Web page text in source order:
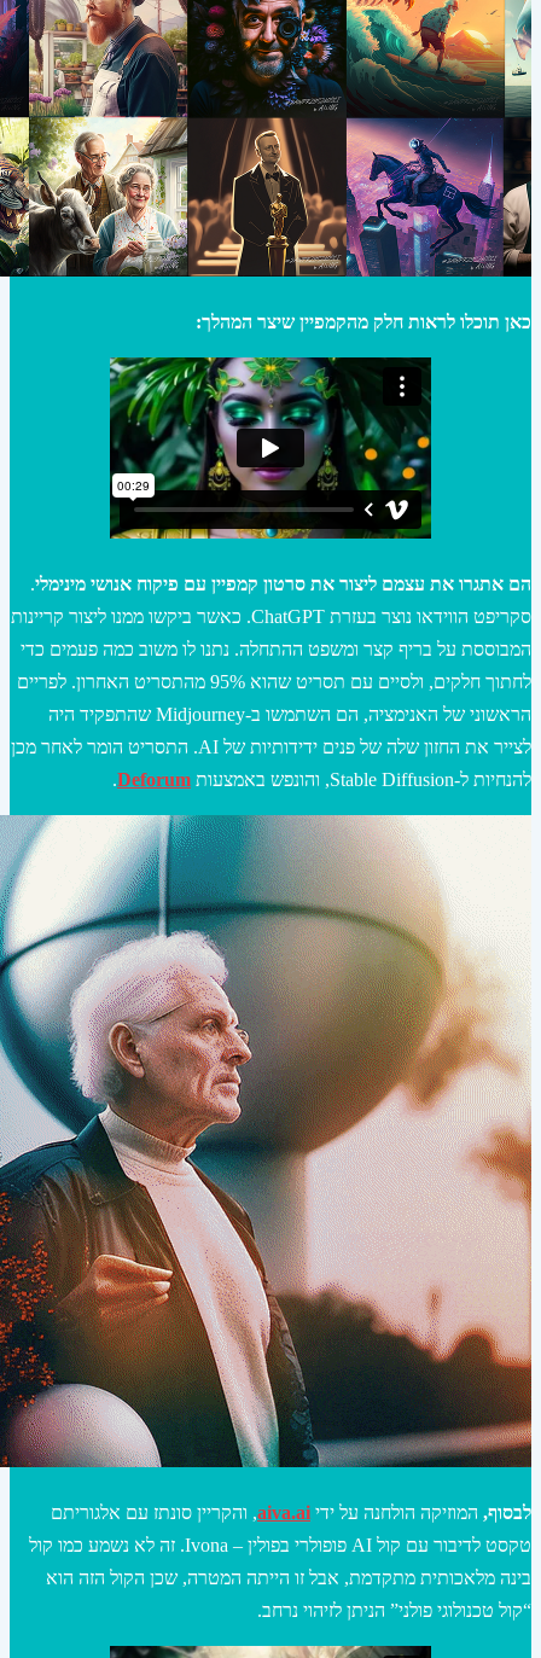
כאן תוכלו לראות חלק מהקמפיין שיצר המהלך:
הם אתגרו את עצמם ליצור את סרטון קמפיין עם פיקוח אנושי מינימלי.
סקריפט הווידאו נוצר בעזרת ChatGPT. כאשר ביקשו ממנו ליצור קריינות
המבוססת על בריף קצר ומשפט ההתחלה. נתנו לו משוב כמה פעמים כדי
לחתוך חלקים, ולסיים עם תסריט שהוא 95% מהתסריט האחרון. לפריים
הראשוני של האנימציה, הם השתמשו ב-Midjourney שהתפקיד היה
לצייר את החזון שלה של פנים ידידותיות של AI. התסריט הומר לאחר מכן
להנחיות ל-Stable Diffusion, והונפש באמצעות
Deforum
.
לבסוף, המוזיקה הולחנה על ידיaiva.ai, והקריין סונתז עם אלגוריתם
טקסט לדיבור עם קול AI פופולרי בפולין – Ivona. זה לא נשמע כמו קול
בינה מלאכותית מתקדמת, אבל זו הייתה המטרה, שכן הקול הזה הוא
“קול טכנולוגי פולני” הניתן לזיהוי נרחב.